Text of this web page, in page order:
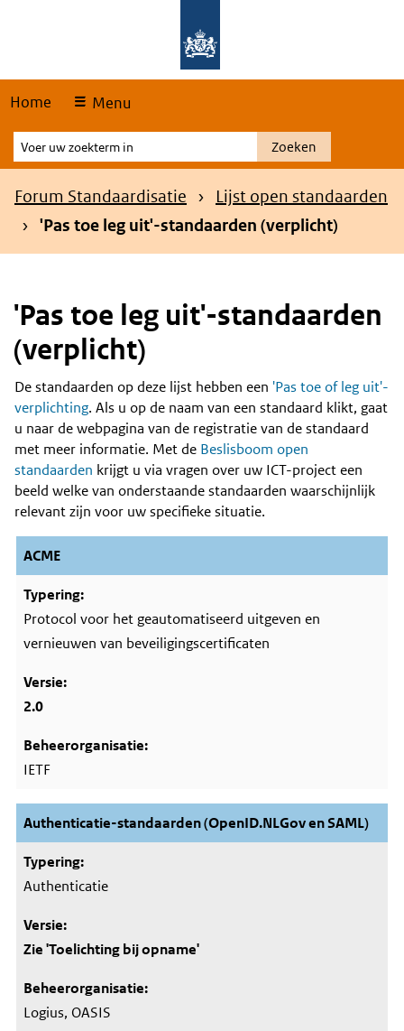
Home Menu
Voer
uw
zoekterm
Zoeken
Kruimelpad
Forum Standaardisatie
Lijst open standaarden
'Pas toe leg uit'-standaarden (verplicht)
'Pas toe leg uit'-standaarden
(verplicht)
Content
De standaarden op deze lijst hebben een 'Pas toe of leg uit'-
verplichting. Als u op de naam van een standaard klikt, gaat
u naar de webpagina van de registratie van de standaard
met meer informatie. Met de Beslisboom open
standaarden krijgt u via vragen over uw ICT-project een
beeld welke van onderstaande standaarden waarschijnlijk
relevant zijn voor uw specifieke situatie.
ACME
Protocol voor het geautomatiseerd uitgeven en
vernieuwen van beveiligingscertificaten
2.0
IETF
Authenticatie-standaarden (OpenID.NLGov en SAML)
Authenticatie
Zie 'Toelichting bij opname'
Logius, OASIS